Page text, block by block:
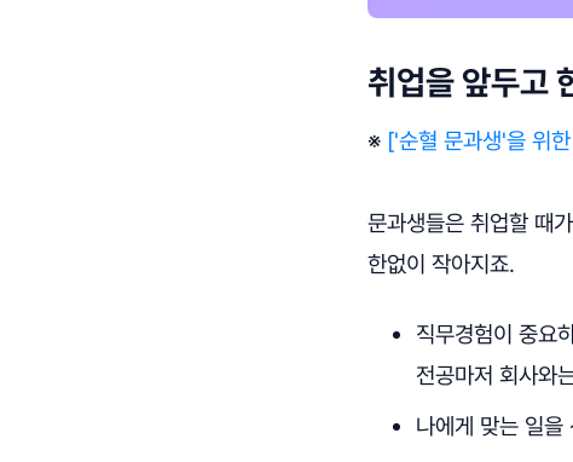
취업을 앞두고
※ ['순혈 문과생'을 위
문과생들은 취업할 때
한없이 작아지죠.
직무경험이 중요
전공마저 회사와
나에게 맞는 일을